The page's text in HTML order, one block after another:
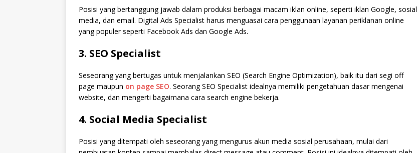
Posisi yang bertanggung jawab dalam produksi berbagai macam iklan online, seperti iklan Google, sosial
media, dan email. Digital Ads Specialist harus menguasai cara penggunaan layanan periklanan online
yang populer seperti Facebook Ads dan Google Ads.
3. SEO Specialist
Seseorang yang bertugas untuk menjalankan SEO (Search Engine Optimization), baik itu dari segi off
page maupun on page SEO. Seorang SEO Specialist idealnya memiliki pengetahuan dasar mengenai
website, dan mengerti bagaimana cara search engine bekerja.
4. Social Media Specialist
Posisi yang ditempati oleh seseorang yang mengurus akun media sosial perusahaan, mulai dari